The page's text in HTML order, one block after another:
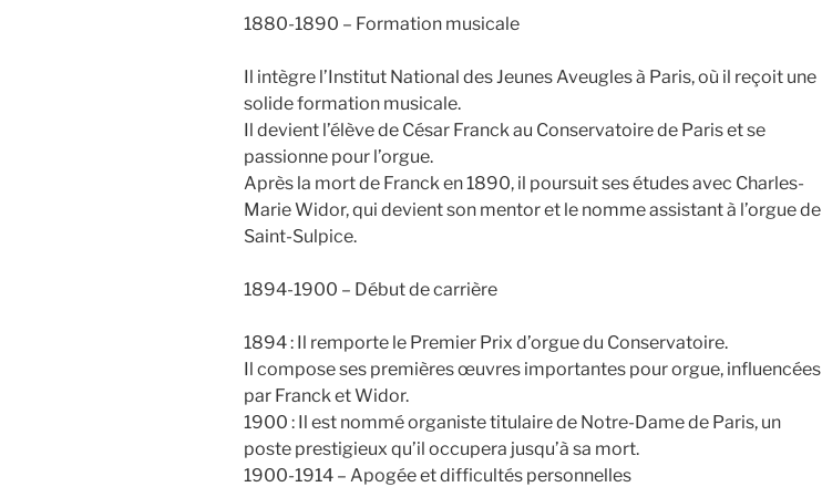
1880-1890 – Formation musicale
Il intègre l’Institut National des Jeunes Aveugles à Paris, où il reçoit une
solide formation musicale.
Il devient l’élève de César Franck au Conservatoire de Paris et se
passionne pour l’orgue.
Après la mort de Franck en 1890, il poursuit ses études avec Charles-
Marie Widor, qui devient son mentor et le nomme assistant à l’orgue de
Saint-Sulpice.
1894-1900 – Début de carrière
1894 : Il remporte le Premier Prix d’orgue du Conservatoire.
Il compose ses premières œuvres importantes pour orgue, influencées
par Franck et Widor.
1900 : Il est nommé organiste titulaire de Notre-Dame de Paris, un
poste prestigieux qu’il occupera jusqu’à sa mort.
1900-1914 – Apogée et difficultés personnelles